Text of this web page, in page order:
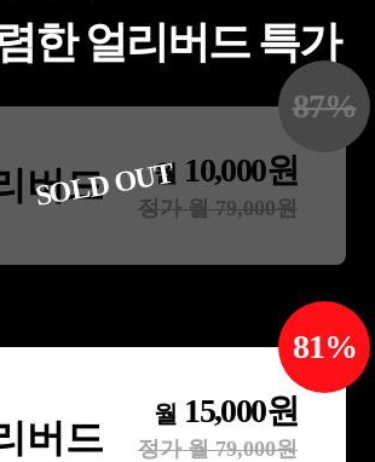
한 얼리버드 특가
버드 월 10,000원
정가 월79,000원
87%
SOLD OUT
버드
월 15,000원
정가 월79,000원
81%